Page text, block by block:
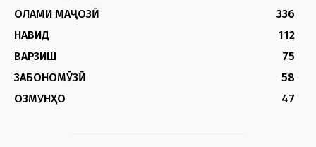
ОЛАМИ МАҶОЗӢ
336
НАВИД
112
ВАРЗИШ
75
ЗАБОНОМӮЗӢ
58
ОЗМУНҲО
47